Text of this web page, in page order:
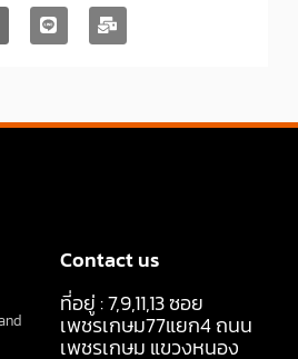
Contact us
ที่อยู่ : 7,9,11,13 ซอย
เพชรเกษม77แยก4 ถนน
เพชรเกษม แขวงหนอง